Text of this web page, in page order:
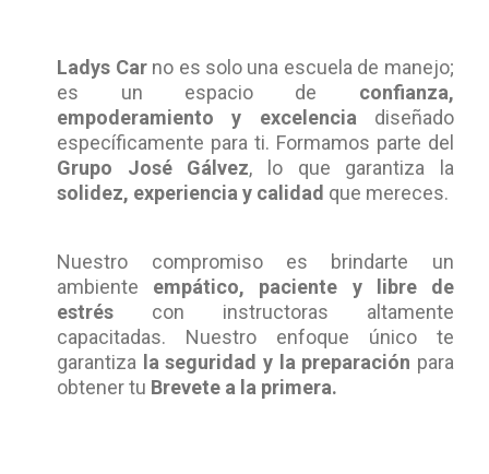
Ladys Carno es solo una escuela de manejo;
es un espacio de confianza,
empoderamiento y excelencia diseñado
específicamente para ti. Formamos parte del
Grupo José Gálvez, lo que garantiza la
solidez, experiencia y calidad que mereces.
Nuestro compromiso es brindarte un
ambiente empático, paciente y libre de
estrés con instructoras altamente
capacitadas. Nuestro enfoque único te
garantiza
la seguridad y la preparación para
obtener tu Brevete a la primera.